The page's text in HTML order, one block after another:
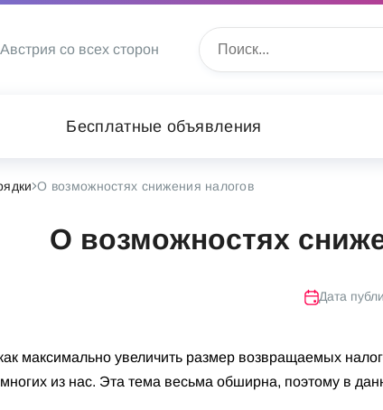
Австрия со всех сторон
Бесплатные объявления
О возможностях снижения налогов
О возможностях
Дата
максимально увеличить размер возвращаемых
многих из нас. Эта тема весьма обширна, поэтому в